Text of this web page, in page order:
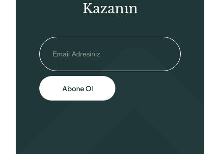
Kazanın
Abone Ol